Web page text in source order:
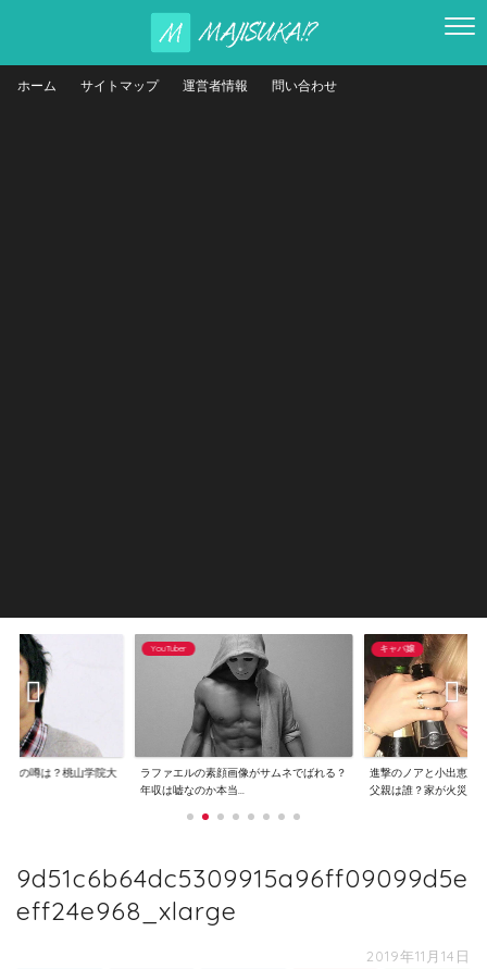
ホーム サイトマップ 運営者情報 問い合わせ
捕の噂は？桃山学院大
YouTuber
ラファエルの素顔画像がサムネでばれる？
年収は嘘なのか本当...
キャバ嬢
進撃のノアと小出恵介
父親は誰？家が火災...
9d51c6b64dc5309915a96ff09099d5e
eff24e968_xlarge
2019年11月14日